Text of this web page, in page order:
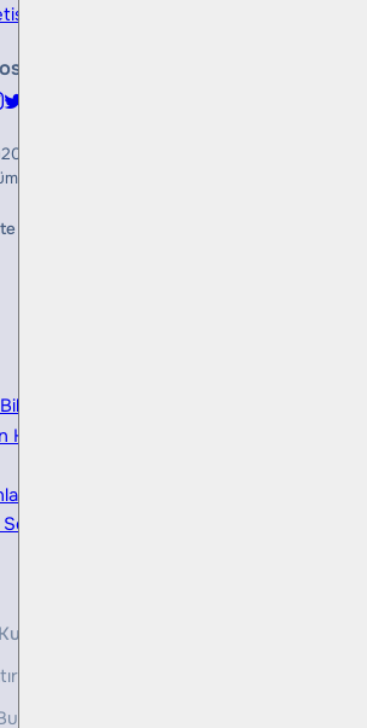
Medya
Hakları Saklıdır
Creation & Technology by
Yatırım Hizmetleri ve
bilgi, yorum ve tavsiyeleri yatırım
Yatırım Menkul Değerler